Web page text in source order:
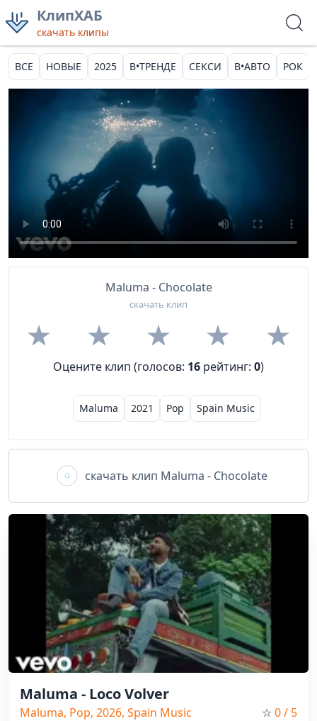
КлипХАБ
скачать клипы
ВСЕ НОВЫЕ 2025 В•ТРЕНДЕ СЕКСИ В•АВТО РОК
Maluma - Chocolate
скачать клип
Оцените клип (голосов: 16 рейтинг: 0)
Maluma 2021 Pop Spain Music
скачать клип Maluma - Chocolate
Maluma - Loco Volver
Maluma, Pop, 2026, Spain Music ☆ 0/ 5